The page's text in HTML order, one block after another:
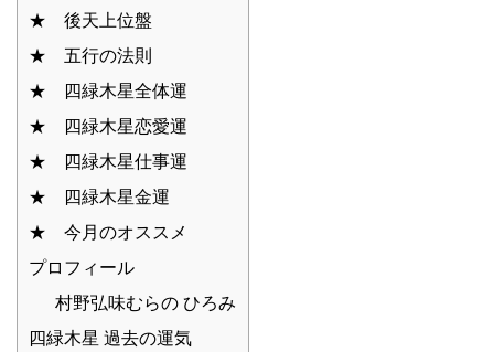
★ 後天上位盤
★ 五行の法則
★ 四緑木星全体運
★ 四緑木星恋愛運
★ 四緑木星仕事運
★ 四緑木星金運
★ 今月のオススメ
プロフィール
村野弘味むらの ひろみ
四緑木星 過去の運気